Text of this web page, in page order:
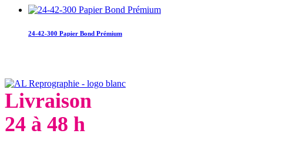
24-42-300 Papier Bond Prémium
Livraison
24 à 48 h